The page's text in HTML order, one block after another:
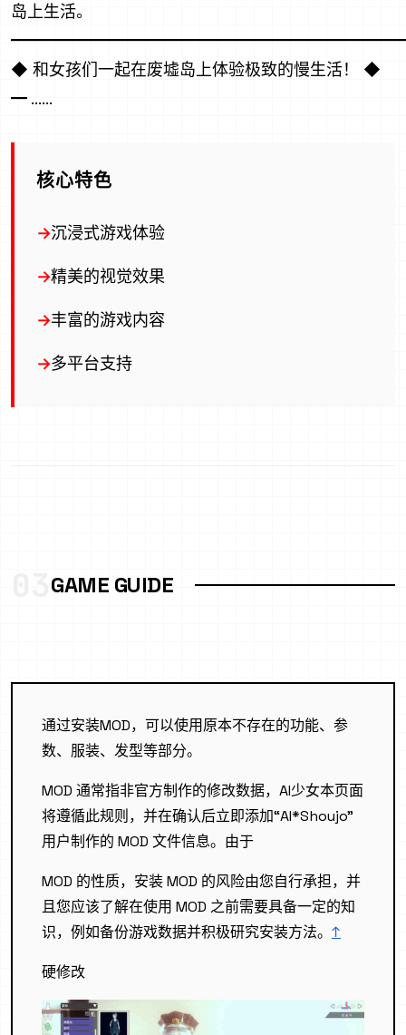
岛上生活。
◆ 和女孩们一起在废墟岛上体验极致的慢生活！ ◆
━ ......
核心特色
沉浸式游戏体验
精美的视觉效果
丰富的游戏内容
多平台支持
GAME GUIDE
通过安装MOD，可以使用原本不存在的功能、参
数、服装、发型等部分。
MOD 通常指非官方制作的修改数据，AI少女本页面
将遵循此规则，并在确认后立即添加“AI*Shoujo”
用户制作的 MOD 文件信息。由于
MOD 的性质，安装 MOD 的风险由您自行承担，并
且您应该了解在使用 MOD 之前需要具备一定的知
识，例如备份游戏数据并积极研究安装方法。 ↑
硬修改